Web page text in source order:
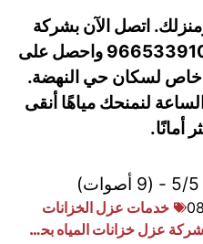
اتصل الآن بشركة
على الرقم 966533910940 واحصل على
لسكان حي النهضة.
لنمنحك مياهًا أنقى
أمانًا.
5/5 - (9 أصوات)
خدمات عزل الخزانات
شركة عزل خزانات المياه بحي الوزرات